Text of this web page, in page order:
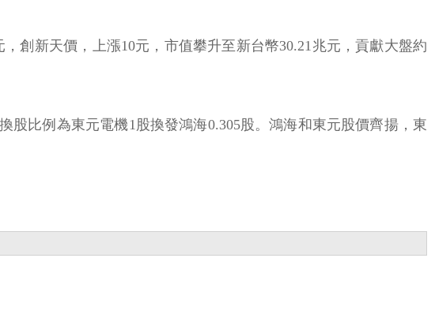
創新天價，上漲10元，市值攀升至新台幣30.21兆元，貢獻大盤約
比例為東元電機1股換發鴻海0.305股。鴻海和東元股價齊揚，東